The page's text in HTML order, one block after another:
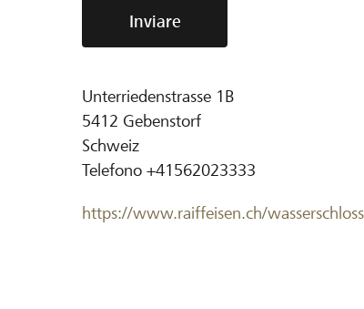
Inviare
Unterriedenstrasse 1B
5412 Gebenstorf
Schweiz
Telefono +41562023333
https://www.raiffeisen.ch/wasserschloss